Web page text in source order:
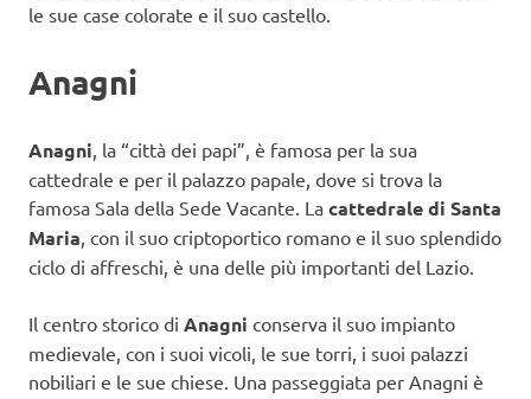
le sue case colorate e il suo castello.
Anagni
Anagni, la “città dei papi”, è famosa per la sua
cattedrale e per il palazzo papale, dove si trova la
famosa Sala della Sede Vacante. La cattedrale di Santa
Maria, con il suo criptoportico romano e il suo splendido
ciclo di affreschi, è una delle più importanti del Lazio.
Il centro storico di Anagni conserva il suo impianto
medievale, con i suoi vicoli, le sue torri, i suoi palazzi
nobiliari e le sue chiese. Una passeggiata per Anagni è